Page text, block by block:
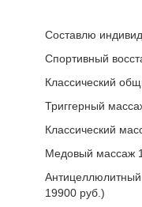
Составлю
Спортивный
Классический
Триггерный
Классический
Медовый массаж
19900 руб.)